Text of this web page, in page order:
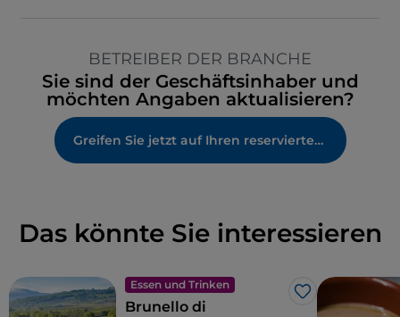
BETREIBER DER BRANCHE
Sie sind der Geschäftsinhaber und
möchten Angaben aktualisieren?
Greifen Sie jetzt auf Ihren reservierten Bereich zu
Das könnte Sie interessieren
Essen und Trinken
Like
Brunello di